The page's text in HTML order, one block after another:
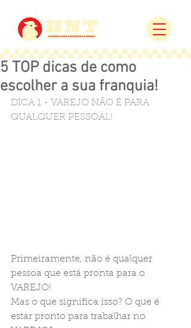
5 TOP dicas de como
escolher a sua franquia!
DICA 1 - VAREJO NÃO É PARA
QUALQUER PESSOAL!
Primeiramente, não é qualquer
pessoa que está pronta para o
VAREJO!
Mas o que significa isso? O que é
estar pronto para trabalhar no